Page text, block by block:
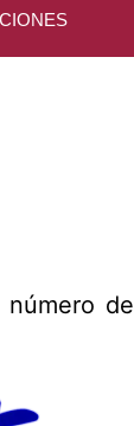
de